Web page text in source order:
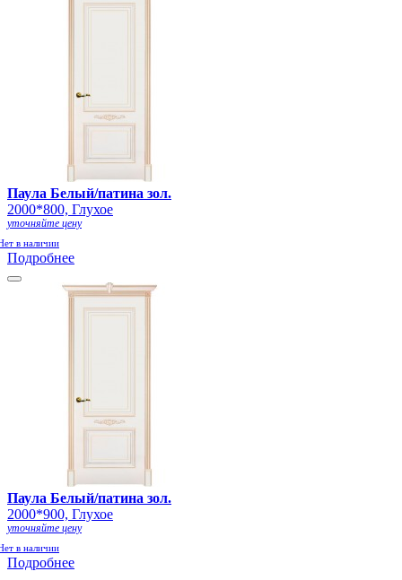
Паула Белый/патина зол.
2000*800, Глухое
уточняйте цену
в наличии
Подробнее
Паула Белый/патина зол.
2000*900, Глухое
уточняйте цену
в наличии
Подробнее